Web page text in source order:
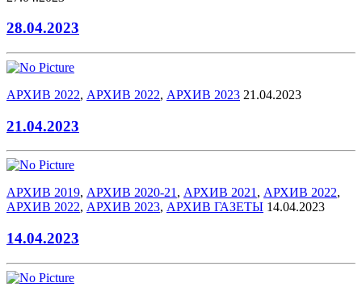
28.04.2023
АРХИВ 2022, АРХИВ 2022, АРХИВ 2023 21.04.2023
21.04.2023
АРХИВ 2019, АРХИВ 2020-21, АРХИВ 2021, АРХИВ 2022,
АРХИВ 2022, АРХИВ 2023, АРХИВ ГАЗЕТЫ 14.04.2023
14.04.2023